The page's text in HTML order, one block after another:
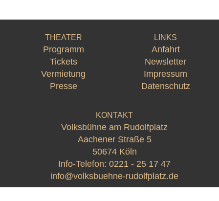
THEATER
Programm
Tickets
Vermietung
Presse
LINKS
Anfahrt
Newsletter
Impressum
Datenschutz
KONTAKT
Volksbühne am Rudolfplatz
Aachener Straße 5
50674 Köln
Info-Telefon: 0221 - 25 17 47
info@volksbuehne-rudolfplatz.de